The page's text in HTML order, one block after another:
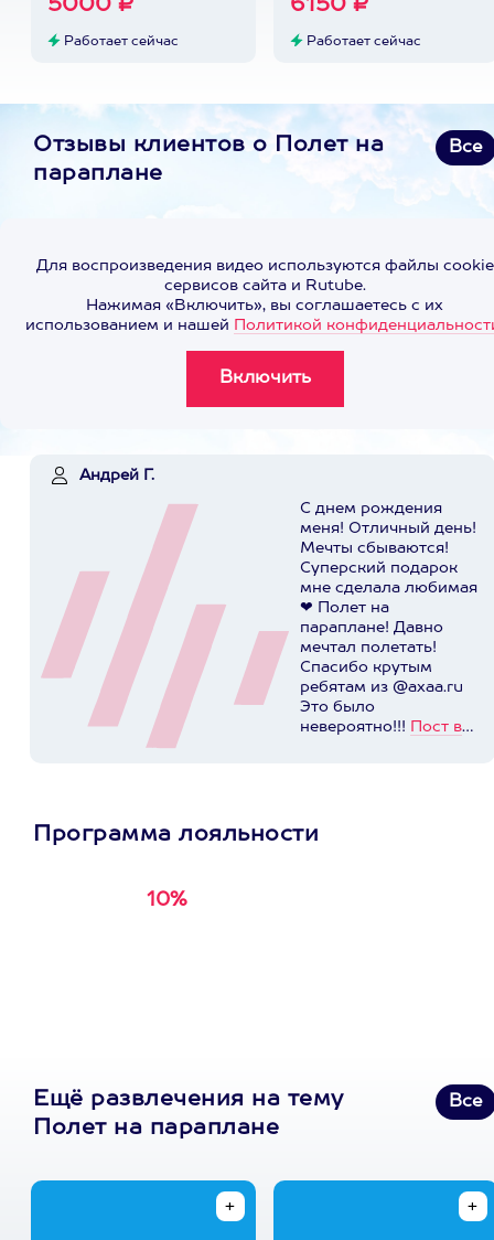
5000 ₽
Работает сейчас
6150 ₽
Работает сейчас
Отзывы клиентов о Полет на
параплане
Все
Для воспроизведения видео используются файлы cookie
сервисов сайта и Rutube.
Нажимая «Включить», вы соглашаетесь с их
использованием и нашей Политикой
Андрей Г.
С днем рождения
меня! Отличный день!
Мечты сбываются!
Суперский подарок
мне сделала любимая
❤ Полет на
параплане! Давно
мечтал полетать!
Спасибо крутым
ребятам из @axaa.ru
Это было
невероятно!!! Пост в
Программа лояльности
10%
Ещё развлечения на тему
Полет на параплане
Все